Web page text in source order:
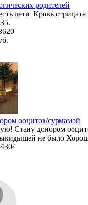
родителей
дети. Кровь
ооцитов/сурмамой
Стану донором
не было